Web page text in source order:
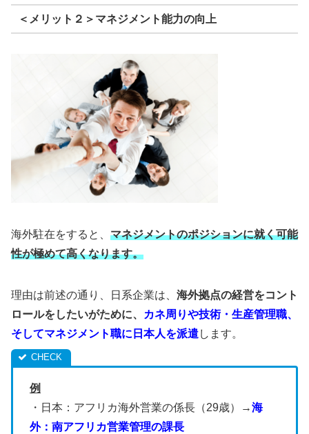
＜メリット２＞マネジメント能力の向上
海外駐在をすると、 マネジメントのポジションに就く可能
性が極めて高くなります。
理由は前述の通り、日系企業は、 海外拠点の経営をコント
ロールをしたいがために、
カネ周りや技術・生産管理職、
そしてマネジメント職に日本人を派遣します。
例
・日本：アフリカ海外営業の係長（29歳）→海
外：南アフリカ営業管理の課長